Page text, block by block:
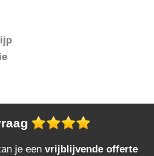
je een vrijblijvende offerte